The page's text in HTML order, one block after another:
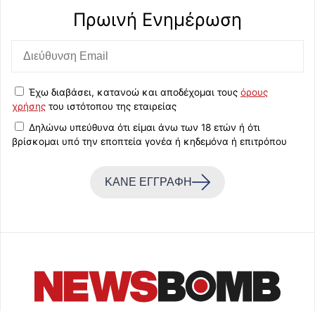
Πρωινή Eνημέρωση
Έχω διαβάσει, κατανοώ και αποδέχομαι τους όρους
χρήσης του ιστότοπου της εταιρείας
Δηλώνω υπεύθυνα ότι είμαι άνω των 18 ετών ή ότι
βρίσκομαι υπό την εποπτεία γονέα ή κηδεμόνα ή επιτρόπου
ΚΑΝΕ ΕΓΓΡΑΦΗ